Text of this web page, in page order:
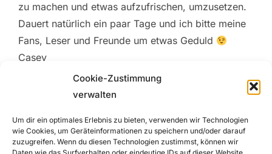
Cookie-Zustimmung
verwalten
Um dir ein optimales Erlebnis zu bieten, verwenden wir Technologien
wie Cookies, um Geräteinformationen zu speichern und/oder darauf
zuzugreifen. Wenn du diesen Technologien zustimmst, können wir
zu machen und etwas aufzufrischen, umzusetzen.
Dauert natürlich ein paar Tage und ich bitte meine
Fans, Leser und Freunde um etwas Geduld
Casey